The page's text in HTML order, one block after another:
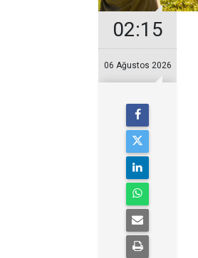
02:15
06 Ağustos 2026